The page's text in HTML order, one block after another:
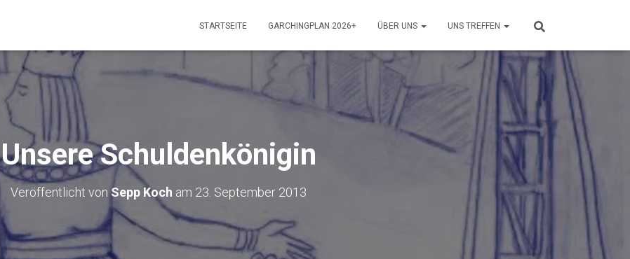
STARTSEITE GARCHINGPLAN 2026+ ÜBER UNS UNS TREFFEN
Unsere Schuldenkönigin
Veröffentlicht von Sepp Koch am 23. September 2013